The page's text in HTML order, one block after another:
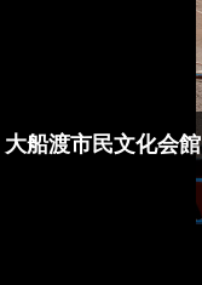
大船渡市民文化会館